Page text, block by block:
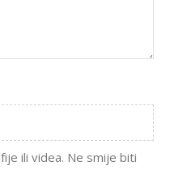
ili videa. Ne smije biti